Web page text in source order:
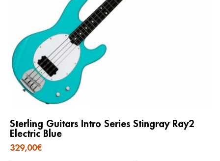
Sterling Guitars Intro Series Stingray Ray2
Electric Blue
329,00€